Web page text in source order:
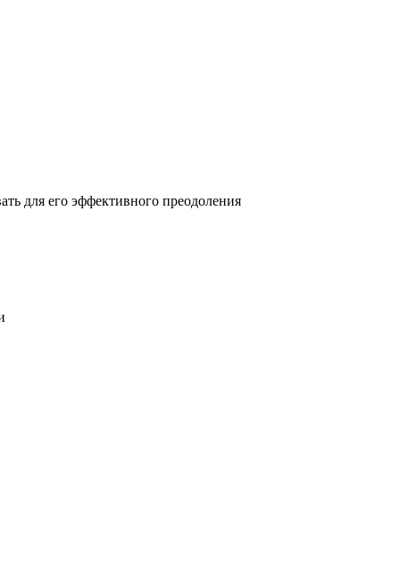
для его эффективного преодоления